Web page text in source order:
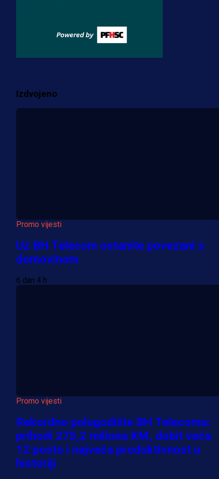
Fudbaler Olympiacosa želi obući
Izdvojeno
Promo vijesti
Uz BH Telecom ostanite povezani s
domovinom
6 dan 4 h
Promo vijesti
Rekordno polugodište BH Telecoma:
prihodi 275,2 miliona KM, dobit veća
12 posto i najveća produktivnost u
historiji